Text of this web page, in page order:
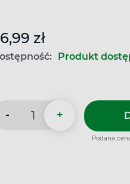
zł
Produkt
- +
Podana